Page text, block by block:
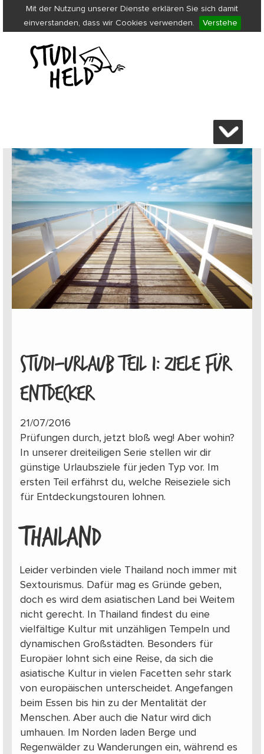
Mit der Nutzung unserer Dienste erklären Sie sich damit
einverstanden, dass wir Cookies verwenden.
Verstehe
STUDI-URLAUB TEIL 1: ZIELE FÜR
ENTDECKER
21/07/2016
Prüfungen durch, jetzt bloß weg! Aber wohin?
In unserer dreiteiligen Serie stellen wir dir
günstige Urlaubsziele für jeden Typ vor. Im
ersten Teil erfährst du, welche Reiseziele sich
für Entdeckungstouren lohnen.
THAILAND
Leider verbinden viele Thailand noch immer mit
Sextourismus. Dafür mag es Gründe geben,
doch es wird dem asiatischen Land bei Weitem
nicht gerecht. In Thailand findest du eine
vielfältige Kultur mit unzähligen Tempeln und
dynamischen Großstädten. Besonders für
Europäer lohnt sich eine Reise, da sich die
asiatische Kultur in vielen Facetten sehr stark
von europäischen unterscheidet. Angefangen
beim Essen bis hin zu der Mentalität der
Menschen. Aber auch die Natur wird dich
umhauen. Im Norden laden Berge und
Regenwälder zu Wanderungen ein, während es